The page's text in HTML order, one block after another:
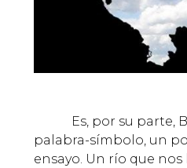
Es, por su parte,
palabra-símbolo, un
ensayo. Un río que nos